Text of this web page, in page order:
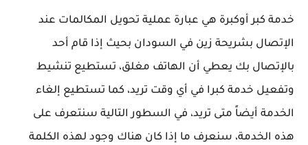
خدمة كبر أوكبرة هي عبارة عملية تحويل المكالمات عند
الإتصال بشريحة زين في السودان بحيث إذا قام أحد
بالإتصال بك يعطي أن الهاتف مغلق، تستطيع تنشيط
وتفعيل خدمة كبرا في أي وقت تريد، كما تستطيع إلغاء
الخدمة أيضاً متى تريد، في السطور التالية سنتعرف على
هذه الخدمة، سنعرف ما إذا كان هناك وجود لهذه الكلمة